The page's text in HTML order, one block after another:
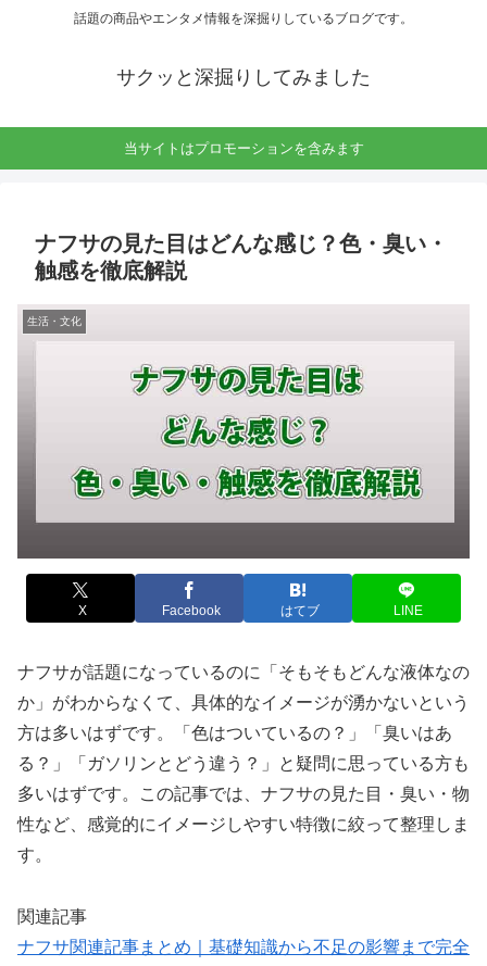
話題の商品やエンタメ情報を深掘りしているブログです。
サクッと深掘りしてみました
当サイトはプロモーションを含みます
ナフサの見た目はどんな感じ？色・臭い・
触感を徹底解説
生活・文化
X Facebook はてブ LINE
ナフサが話題になっているのに「そもそもどんな液体なの
か」がわからなくて、具体的なイメージが湧かないという
方は多いはずです。「色はついているの？」「臭いはあ
る？」「ガソリンとどう違う？」と疑問に思っている方も
多いはずです。この記事では、ナフサの見た目・臭い・物
性など、感覚的にイメージしやすい特徴に絞って整理しま
す。
関連記事
ナフサ関連記事まとめ｜基礎知識から不足の影響まで完全